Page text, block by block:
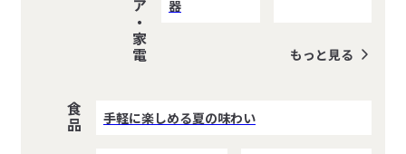
器
もっと見る
食品 手軽に楽しめる夏の味わい